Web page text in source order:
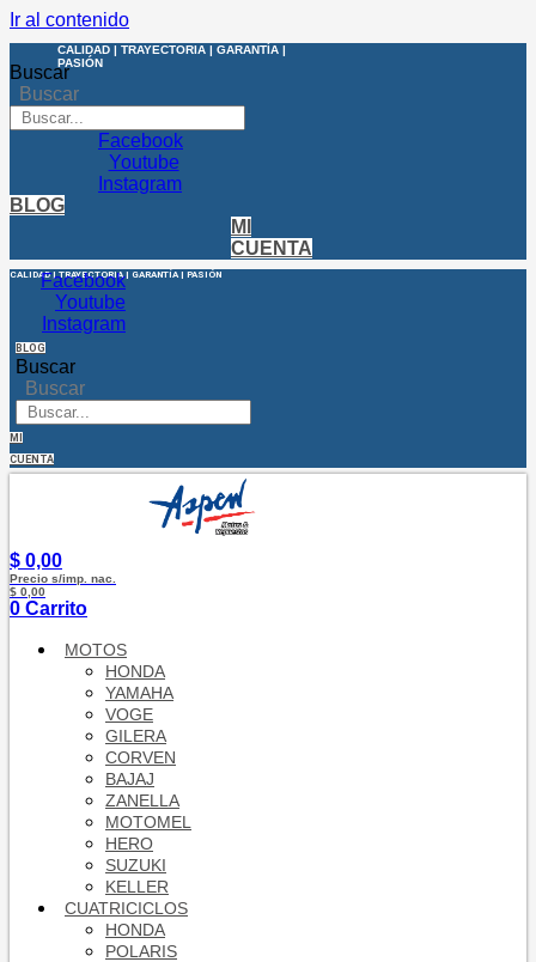
Ir al contenido
CALIDAD | TRAYECTORIA | GARANTÍA |
PASIÓN
Buscar
Buscar
Facebook
Youtube
Instagram
BLOG
MI
CUENTA
CALIDAD | TRAYECTORIA | GARANTÍA | PASIÓN
Facebook
Youtube
Instagram
BLOG
Buscar
Buscar
MI
CUENTA
$ 0,00
Precio s/imp. nac.
$ 0,00
0 Carrito
MOTOS
HONDA
YAMAHA
VOGE
GILERA
CORVEN
BAJAJ
ZANELLA
MOTOMEL
HERO
SUZUKI
KELLER
CUATRICICLOS
HONDA
POLARIS